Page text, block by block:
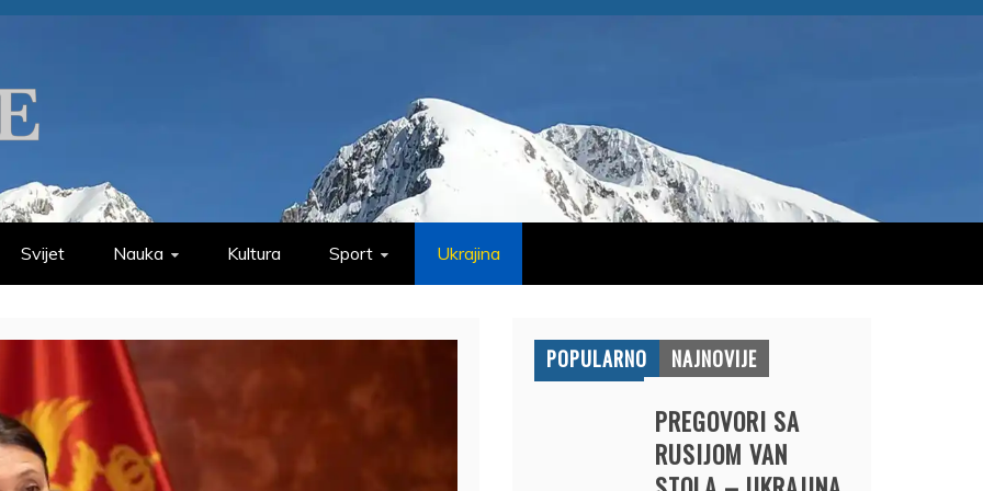
Svijet Nauka Kultura Sport Ukrajina
POPULARNO NAJNOVIJE
PREGOVORI SA
RUSIJOM VAN